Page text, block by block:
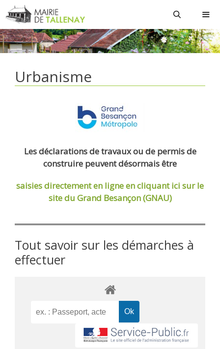
Aller
au
contenu
Urbanisme
Les déclarations de travaux ou de permis de
construire peuvent désormais être
saisies directement en ligneen cliquant ici sur le
site du Grand Besançon (GNAU)
Tout savoir sur les démarches à
effectuer